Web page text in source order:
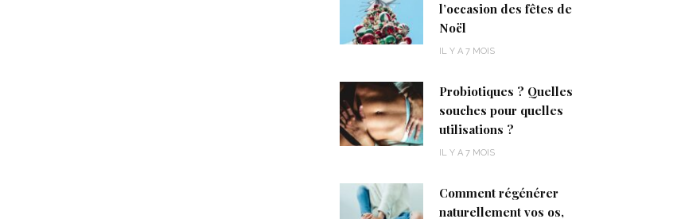
l’occasion des fêtes de
Noël
IL Y A 7 MOIS
Probiotiques ? Quelles
souches pour quelles
utilisations ?
IL Y A 7 MOIS
Comment régénérer
naturellement vos os,